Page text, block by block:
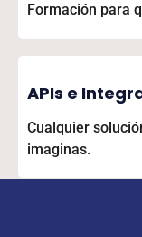
Formación para
APIs e
Cualquier
imaginas.